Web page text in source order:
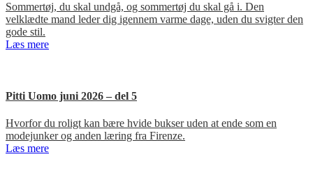
Sommertøj, du skal undgå, og sommertøj du skal gå i. Den
velklædte mand leder dig igennem varme dage, uden du svigter den
gode stil.
Læs mere
Pitti Uomo juni 2026 – del 5
Hvorfor du roligt kan bære hvide bukser uden at ende som en
modejunker og anden læring fra Firenze.
Læs mere